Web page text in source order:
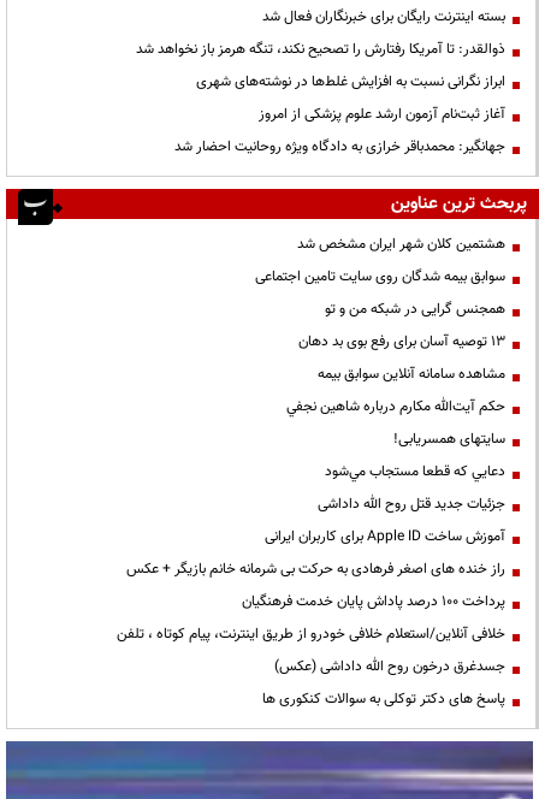
بسته اینترنت رایگان برای خبرنگاران فعال شد
ذوالقدر: تا آمریکا رفتارش را تصحیح نکند، تنگه هرمز باز نخواهد شد
ابراز نگرانی نسبت به افزایش غلط‌ها در نوشته‌های شهری
آغاز ثبت‌نام آزمون ارشد علوم پزشکی از امروز
جهانگیر: محمدباقر خرازی به دادگاه ویژه روحانیت احضار شد
پربحث ترین عناوین
هشتمین کلان شهر ایران مشخص شد
سوابق بیمه شدگان روی سایت تامین اجتماعی
همجنس گرایی در شبکه من و تو
13 توصیه آسان برای رفع بوی بد دهان
مشاهده سامانه آنلاين سوابق بیمه
حكم آيت‌الله مكارم درباره شاهين نجفي
سایتهای همسریابی!
دعايي كه قطعا مستجاب مي‌شود
جزئیات جدید قتل روح الله داداشی
آموزش ساخت Apple ID برای کاربران ایرانی
راز خنده های اصغر فرهادی به حرکت بی شرمانه خانم بازیگر + عکس
پرداخت ۱۰۰ درصد پاداش پایان خدمت فرهنگیان
خلافی آنلاین/استعلام خلافی خودرو از طریق اینترنت، پیام کوتاه ، تلفن
جسدغرق درخون روح الله داداشی (عکس)
پاسخ های دکتر توکلی به سوالات کنکوری ها